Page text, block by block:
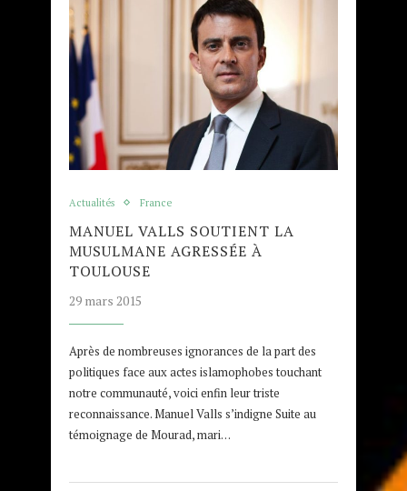
Actualités France
MANUEL VALLS SOUTIENT LA
MUSULMANE AGRESSÉE À
TOULOUSE
29 mars 2015
Après de nombreuses ignorances de la part des
politiques face aux actes islamophobes touchant
notre communauté, voici enfin leur triste
reconnaissance. Manuel Valls s’indigne Suite au
témoignage de Mourad, mari…